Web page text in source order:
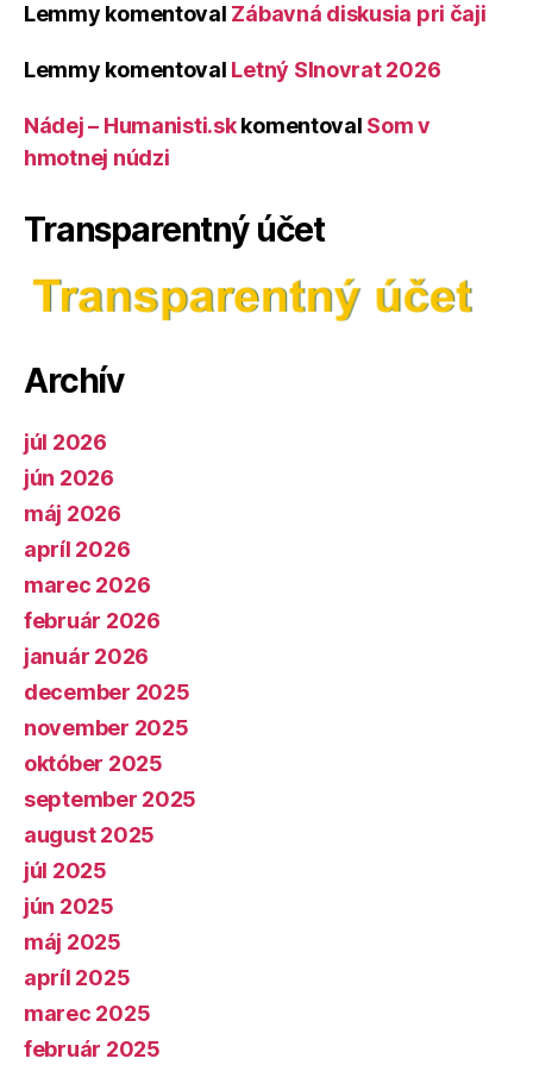
Lemmy komentoval Zábavná diskusia pri čaji
Lemmy komentoval Letný Slnovrat 2026
Nádej – Humanisti.skkomentoval Som v
hmotnej núdzi
Transparentný účet
Archív
júl 2026
jún 2026
máj 2026
apríl 2026
marec 2026
február 2026
január 2026
december 2025
november 2025
október 2025
september 2025
august 2025
júl 2025
jún 2025
máj 2025
apríl 2025
marec 2025
február 2025